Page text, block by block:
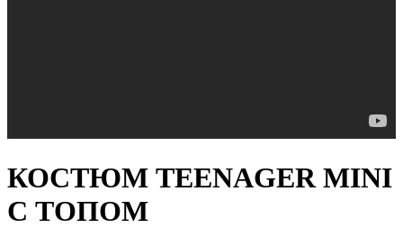
КОСТЮМ TEENAGER MINI
С ТОПОМ